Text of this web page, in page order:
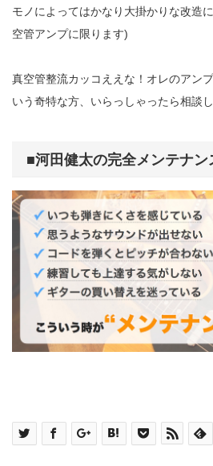
モノによってはかなり大掛かりな改造
空管アンプに限ります)
真空管整流カッコええな！オレのアン
いう奇特な方、いらっしゃったら相談
■河田健太の完全メンテナン